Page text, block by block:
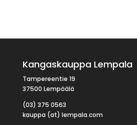
Kangaskauppa Lempala
Tampereentie 19
37500 Lempäälä
(03) 375 0563
kauppa (at) lempala.com